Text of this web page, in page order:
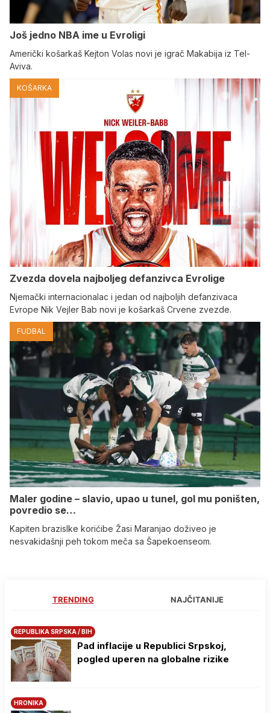
Još jedno NBA ime u Evroligi
Američki košarkaš Kejton Volas novi je igrač Makabija iz Tel-
Aviva.
KOŠARKA
Zvezda dovela najboljeg defanzivca Evrolige
Njemački internacionalac i jedan od najboljih defanzivaca
Evrope Nik Vejler Bab novi je košarkaš Crvene zvezde.
FUDBAL
Maler godine – slavio, upao u tunel, gol mu poništen,
povredio se…
Kapiten brazislke korićibe Žasi Maranjao doživeo je
nesvakidašnji peh tokom meča sa Šapekoenseom.
TRENDING NAJČITANIJE
REPUBLIKA SRPSKA / BIH
Pad inflacije u Republici Srpskoj,
pogled uperen na globalne rizike
HRONIKA